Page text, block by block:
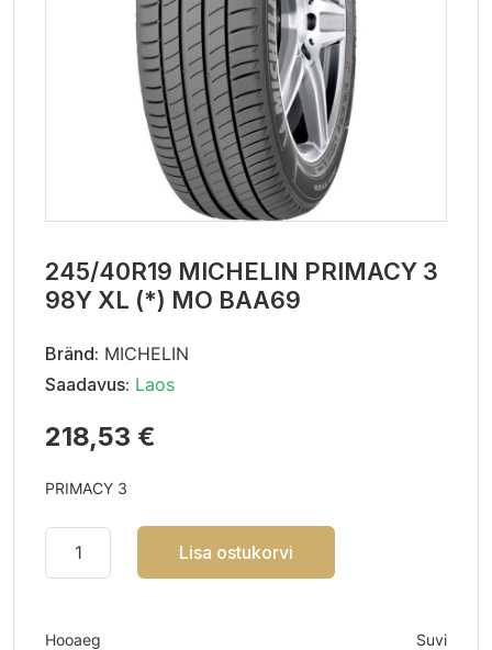
245/40R19 MICHELIN PRIMACY 3
98Y XL (*) MO BAA69
Bränd: MICHELIN
Saadavus: Laos
218,53 €
PRIMACY 3
Lisa ostukorvi
Hooaeg
Suvi